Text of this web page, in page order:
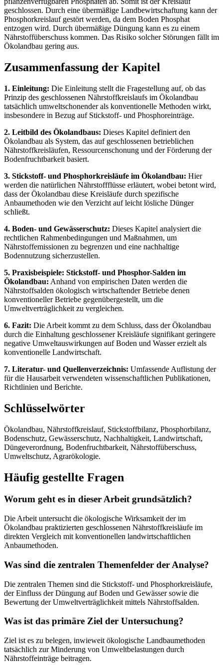
geschlossen. Durch eine übermäßige Landbewirtschaftung kann der
Phosphorkreislauf gestört werden, da dem Boden Phosphat
entzogen wird. Durch übermäßige Düngung kann es zu einem
Nährstoffüberschuss kommen. Das Risiko solcher Störungen fällt im
Ökolandbau gering aus.
Zusammenfassung der Kapitel
1. Einleitung: Die Einleitung stellt die Fragestellung auf, ob das
Prinzip des geschlossenen Nährstoffkreislaufs im Ökolandbau
tatsächlich umweltschonender als konventionelle Methoden wirkt,
insbesondere in Bezug auf Stickstoff- und Phosphoreinträge.
2. Leitbild des Ökolandbaus: Dieses Kapitel definiert den
Ökolandbau als System, das auf geschlossenen betrieblichen
Nährstoffkreisläufen, Ressourcenschonung und der Förderung der
Bodenfruchtbarkeit basiert.
3. Stickstoff- und Phosphorkreisläufe im Ökolandbau: Hier
werden die natürlichen Nährstoffflüsse erläutert, wobei betont wird,
dass der Ökolandbau diese Kreisläufe durch spezifische
Anbaumethoden wie den Verzicht auf leicht lösliche Dünger
schließt.
4. Boden- und Gewässerschutz: Dieses Kapitel analysiert die
rechtlichen Rahmenbedingungen und Maßnahmen, um
Nährstoffemissionen zu begrenzen und eine nachhaltige
Bodennutzung sicherzustellen.
5. Praxisbeispiele: Stickstoff- und Phosphor-Salden im
Ökolandbau: Anhand von empirischen Daten werden die
Nährstoffsalden ökologisch wirtschaftender Betriebe denen
konventioneller Betriebe gegenübergestellt, um die
Umweltverträglichkeit zu vergleichen.
6. Fazit: Die Arbeit kommt zu dem Schluss, dass der Ökolandbau
durch die Einhaltung geschlossener Kreisläufe signifikant geringere
negative Umweltauswirkungen auf Boden und Wasser erzielt als
konventionelle Landwirtschaft.
7. Literatur- und Quellenverzeichnis: Umfassende Auflistung der
für die Hausarbeit verwendeten wissenschaftlichen Publikationen,
Richtlinien und Berichte.
Schlüsselwörter
Ökolandbau, Nährstoffkreislauf, Stickstoffbilanz, Phosphorbilanz,
Bodenschutz, Gewässerschutz, Nachhaltigkeit, Landwirtschaft,
Düngeverordnung, Bodenfruchtbarkeit, Nährstoffüberschuss,
Umweltschutz, Agrarökologie.
Häufig gestellte Fragen
Worum geht es in dieser Arbeit grundsätzlich?
Die Arbeit untersucht die ökologische Wirksamkeit der im
Ökolandbau praktizierten geschlossenen Nährstoffkreisläufe im
direkten Vergleich mit konventionellen landwirtschaftlichen
Anbaumethoden.
Was sind die zentralen Themenfelder der Analyse?
Die zentralen Themen sind die Stickstoff- und Phosphorkreisläufe,
der Einfluss der Düngung auf Boden und Gewässer sowie die
Bewertung der Umweltverträglichkeit mittels Nährstoffsalden.
Was ist das primäre Ziel der Untersuchung?
Ziel ist es zu belegen, inwieweit ökologische Landbaumethoden
tatsächlich zur Minderung von Umweltbelastungen durch
Nährstoffeinträge beitragen.